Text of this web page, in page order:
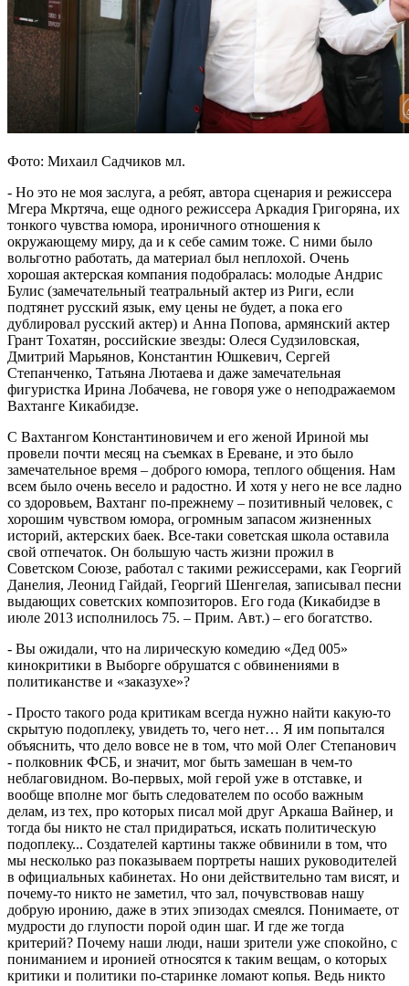
Фото: Михаил Садчиков мл.
- Но это не моя заслуга, а ребят, автора сценария и режиссера
Мгера Мкртяча, еще одного режиссера Аркадия Григоряна, их
тонкого чувства юмора, ироничного отношения к
окружающему миру, да и к себе самим тоже. С ними было
вольготно работать, да материал был неплохой. Очень
хорошая актерская компания подобралась: молодые Андрис
Булис (замечательный театральный актер из Риги, если
подтянет русский язык, ему цены не будет, а пока его
дублировал русский актер) и Анна Попова, армянский актер
Грант Тохатян, российские звезды: Олеся Судзиловская,
Дмитрий Марьянов, Константин Юшкевич, Сергей
Степанченко, Татьяна Лютаева и даже замечательная
фигуристка Ирина Лобачева, не говоря уже о неподражаемом
Вахтанге Кикабидзе.
С Вахтангом Константиновичем и его женой Ириной мы
провели почти месяц на съемках в Ереване, и это было
замечательное время – доброго юмора, теплого общения. Нам
всем было очень весело и радостно. И хотя у него не все ладно
со здоровьем, Вахтанг по-прежнему – позитивный человек, с
хорошим чувством юмора, огромным запасом жизненных
историй, актерских баек. Все-таки советская школа оставила
свой отпечаток. Он большую часть жизни прожил в
Советском Союзе, работал с такими режиссерами, как Георгий
Данелия, Леонид Гайдай, Георгий Шенгелая, записывал песни
выдающих советских композиторов. Его года (Кикабидзе в
июле 2013 исполнилось 75. – Прим. Авт.) – его богатство.
- Вы ожидали, что на лирическую комедию «Дед 005»
кинокритики в Выборге обрушатся с обвинениями в
политиканстве и «заказухе»?
- Просто такого рода критикам всегда нужно найти какую-то
скрытую подоплеку, увидеть то, чего нет… Я им попытался
объяснить, что дело вовсе не в том, что мой Олег Степанович
- полковник ФСБ, и значит, мог быть замешан в чем-то
неблаговидном. Во-первых, мой герой уже в отставке, и
вообще вполне мог быть следователем по особо важным
делам, из тех, про которых писал мой друг Аркаша Вайнер, и
тогда бы никто не стал придираться, искать политическую
подоплеку... Создателей картины также обвинили в том, что
мы несколько раз показываем портреты наших руководителей
в официальных кабинетах. Но они действительно там висят, и
почему-то никто не заметил, что зал, почувствовав нашу
добрую иронию, даже в этих эпизодах смеялся. Понимаете, от
мудрости до глупости порой один шаг. И где же тогда
критерий? Почему наши люди, наши зрители уже спокойно, с
пониманием и иронией относятся к таким вещам, о которых
критики и политики по-старинке ломают копья. Ведь никто